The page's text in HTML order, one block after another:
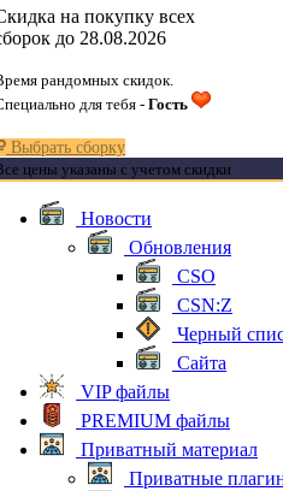
на покупку всех
до 28.08.2026
рандомных скидок.
для тебя - Гость
Выбрать сборку
цены указаны с учетом скидки
Новости
Обновления
CSO
CSN:Z
Черный
Сайта
VIP файлы
PREMIUM файлы
Приватный материал
Приватные